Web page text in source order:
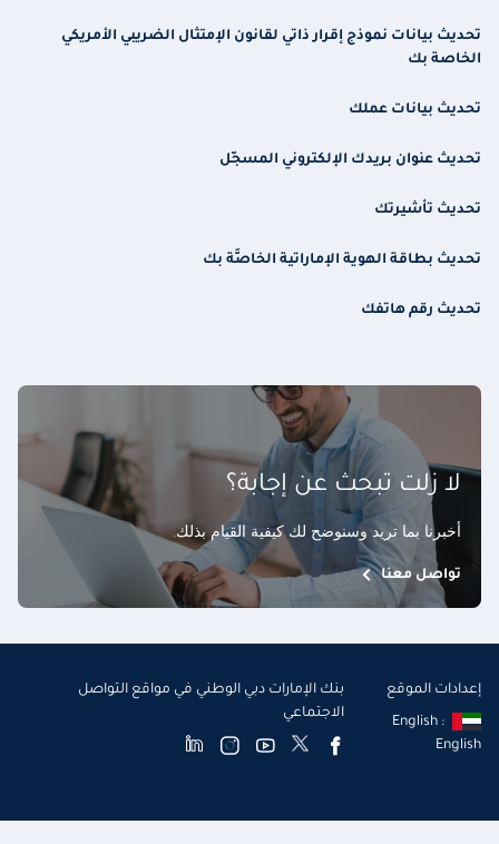
تحديث بيانات نموذج إقرار ذاتي لقانون الإمتثال الضريبي الأمريكي
الخاصة بك
تحديث بيانات عملك
تحديث عنوان بريدك الإلكتروني المسجّل
تحديث تأشيرتك
تحديث بطاقة الهوية الإماراتية الخاصَّة بك
تحديث رقم هاتفك
لا زلت تبحث عن إجابة؟
أخبرنا بما تريد وسنوضح لك كيفية القيام بذلك.
تواصل معنا
إعدادات الموقع
English :
English
بنك الإمارات دبي الوطني في مواقع التواصل
الاجتماعي